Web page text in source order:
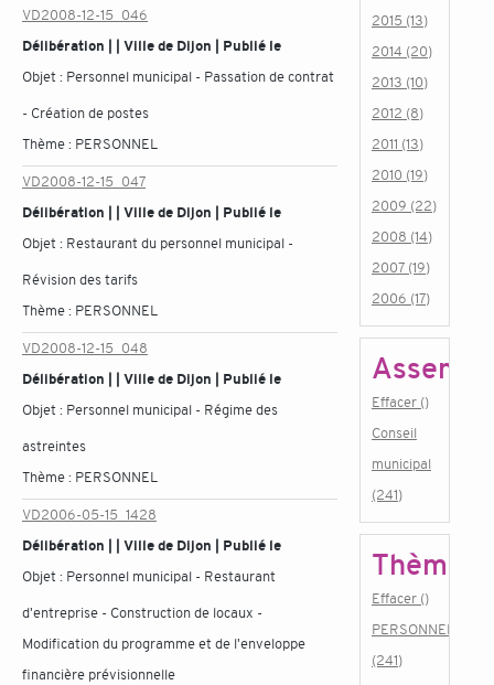
VD2008-12-15_046
Délibération | | Ville de Dijon | Publié le
Objet : Personnel municipal - Passation de contrat
- Création de postes
Thème : PERSONNEL
VD2008-12-15_047
Délibération | | Ville de Dijon | Publié le
Objet : Restaurant du personnel municipal -
Révision des tarifs
Thème : PERSONNEL
VD2008-12-15_048
Délibération | | Ville de Dijon | Publié le
Objet : Personnel municipal - Régime des
astreintes
Thème : PERSONNEL
VD2006-05-15_1428
Délibération | | Ville de Dijon | Publié le
Objet : Personnel municipal - Restaurant
d'entreprise - Construction de locaux -
Modification du programme et de l'enveloppe
financière prévisionnelle
2015 (13)
2014 (20)
2013 (10)
2012 (8)
2011 (13)
2010 (19)
2009 (22)
2008 (14)
2007 (19)
2006 (17)
Effacer ()
Conseil
municipal
(241)
Thème
Effacer ()
PERSONNEL
(241)